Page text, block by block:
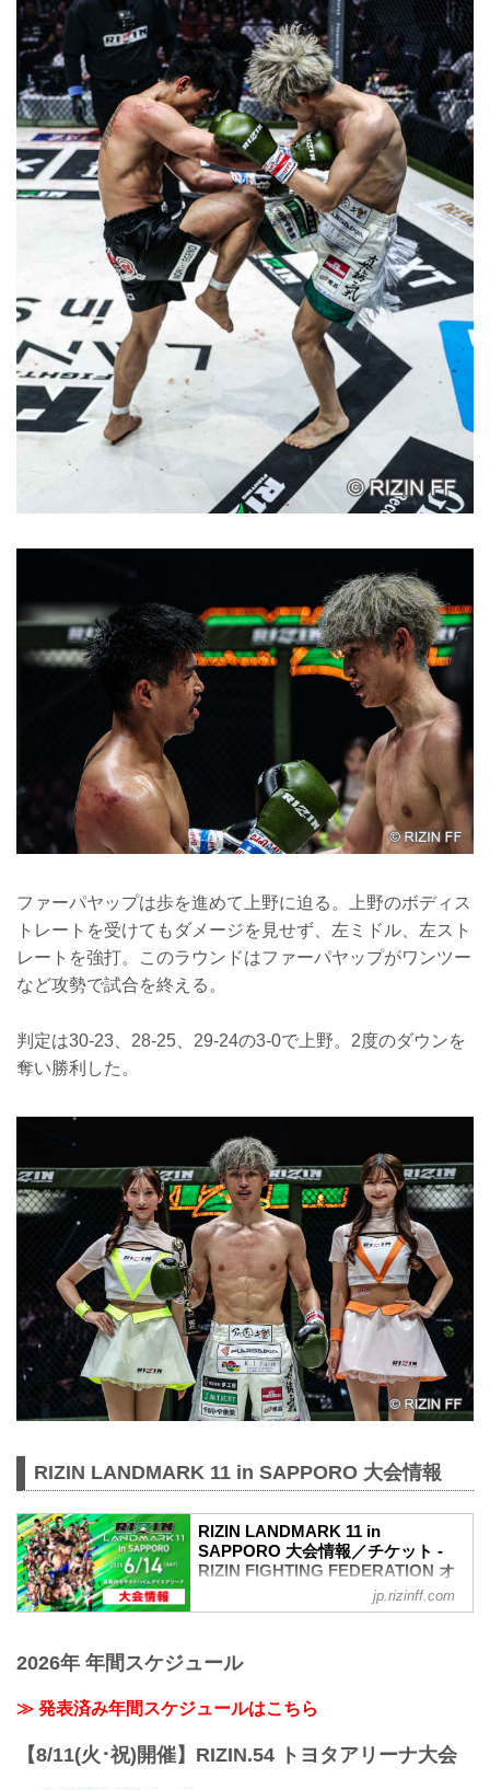
ファーパヤップは歩を進めて上野に迫る。上野のボディス
トレートを受けてもダメージを見せず、左ミドル、左スト
レートを強打。このラウンドはファーパヤップがワンツー
など攻勢で試合を終える。
判定は30-23、28-25、29-24の3-0で上野。2度のダウンを
奪い勝利した。
RIZIN LANDMARK 11 in SAPPORO 大会情報
RIZIN LANDMARK 11 in
SAPPORO 大会情報／チケット -
RIZIN FIGHTING FEDERATION オ
youtu.be
概要
開催日時
2025年6月14日（土）12:00開場 / 14:00開
始
jp.rizinff.com
2026年 年間スケジュール
≫ 発表済み年間スケジュールはこちら
【8/11(火･祝)開催】RIZIN.54 トヨタアリーナ大会